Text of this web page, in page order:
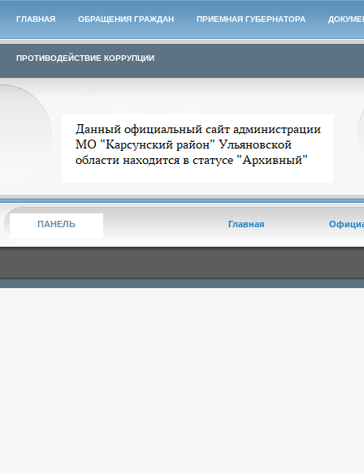
ГЛАВНАЯ ОБРАЩЕНИЯ ГРАЖДАН ПРИЕМНАЯ ГУБЕРНАТОРА
ПРОТИВОДЕЙСТВИЕ КОРРУПЦИИ
Архивный сайт администрации МО "Карсунский район"
ПАНЕЛЬ Главная